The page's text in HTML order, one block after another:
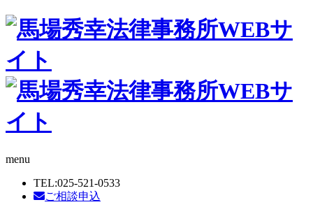
menu
TEL:025-521-0533
ご相談申込